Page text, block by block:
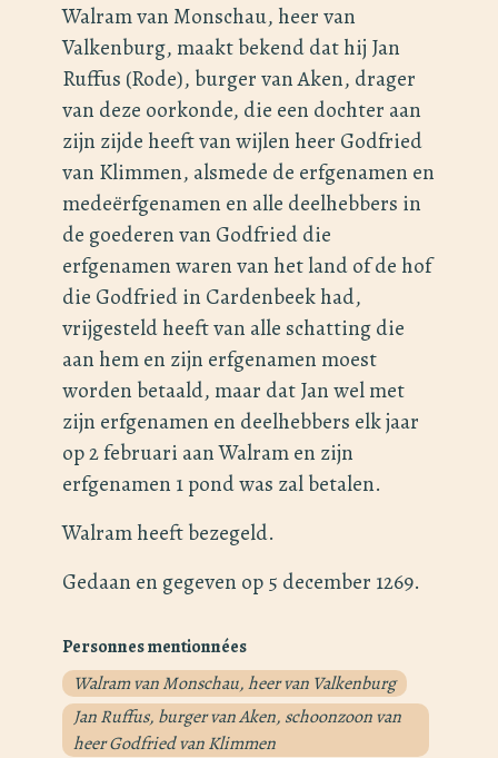
Walram van Monschau, heer van
Valkenburg, maakt bekend dat hij Jan
Ruffus (Rode), burger van Aken, drager
van deze oorkonde, die een dochter aan
zijn zijde heeft van wijlen heer Godfried
van Klimmen, alsmede de erfgenamen en
medeёrfgenamen en alle deelhebbers in
de goederen van Godfried die
erfgenamen waren van het land of de hof
die Godfried in Cardenbeek had,
vrijgesteld heeft van alle schatting die
aan hem en zijn erfgenamen moest
worden betaald, maar dat Jan wel met
zijn erfgenamen en deelhebbers elk jaar
op 2 februari aan Walram en zijn
erfgenamen 1 pond was zal betalen.
Walram heeft bezegeld.
Gedaan en gegeven op 5 december 1269.
Personnes mentionnées
Walram van Monschau, heer van Valkenburg
Jan Ruffus, burger van Aken, schoonzoon van
heer Godfried van Klimmen